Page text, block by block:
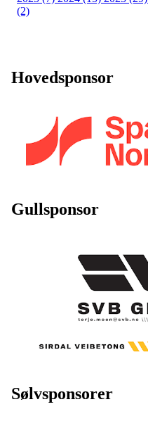
(2)
Hovedsponsor
Gullsponsor
Sølvsponsorer